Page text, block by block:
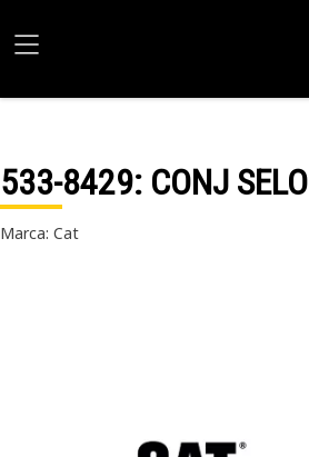
533-8429: CONJ SELO
Marca: Cat